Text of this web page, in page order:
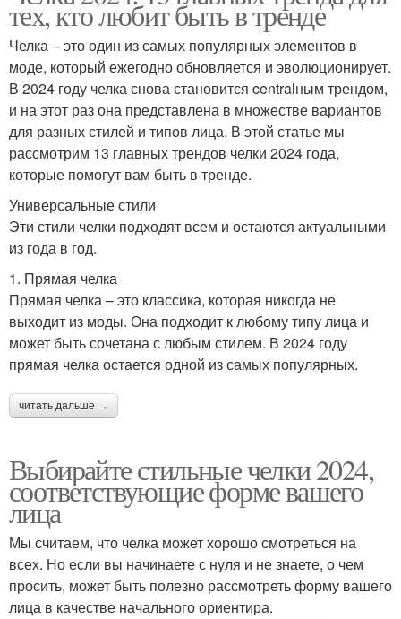
тех, кто любит быть в тренде
Челка – это один из самых популярных элементов в
моде, который ежегодно обновляется и эволюционирует.
В 2024 году челка снова становится centralным трендом,
и на этот раз она представлена в множестве вариантов
для разных стилей и типов лица. В этой статье мы
рассмотрим 13 главных трендов челки 2024 года,
которые помогут вам быть в тренде.
Универсальные стили
Эти стили челки подходят всем и остаются актуальными
из года в год.
1. Прямая челка
Прямая челка – это классика, которая никогда не
выходит из моды. Она подходит к любому типу лица и
может быть сочетана с любым стилем. В 2024 году
прямая челка остается одной из самых популярных.
читать дальше →
Выбирайте стильные челки 2024,
соответствующие форме вашего
лица
Мы считаем, что челка может хорошо смотреться на
всех. Но если вы начинаете с нуля и не знаете, о чем
просить, может быть полезно рассмотреть форму вашего
лица в качестве начального ориентира.